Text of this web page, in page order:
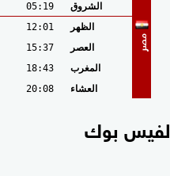
مصر
الشروق
05:19
الظهر
12:01
العصر
15:37
المغرب
18:43
العشاء
20:08
بوك